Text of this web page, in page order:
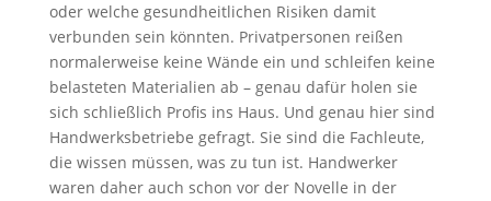
oder welche gesundheitlichen Risiken damit
verbunden sein könnten. Privatpersonen reißen
normalerweise keine Wände ein und schleifen keine
belasteten Materialien ab – genau dafür holen sie
sich schließlich Profis ins Haus. Und genau hier sind
Handwerksbetriebe gefragt. Sie sind die Fachleute,
die wissen müssen, was zu tun ist. Handwerker
waren daher auch schon vor der Novelle in der